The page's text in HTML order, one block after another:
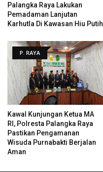
Palangka Raya Lakukan
Pemadaman Lanjutan
Karhutla Di Kawasan Hiu Putih
P. RAYA
Kawal Kunjungan Ketua MA
RI, Polresta Palangka Raya
Pastikan Pengamanan
Wisuda Purnabakti Berjalan
Aman